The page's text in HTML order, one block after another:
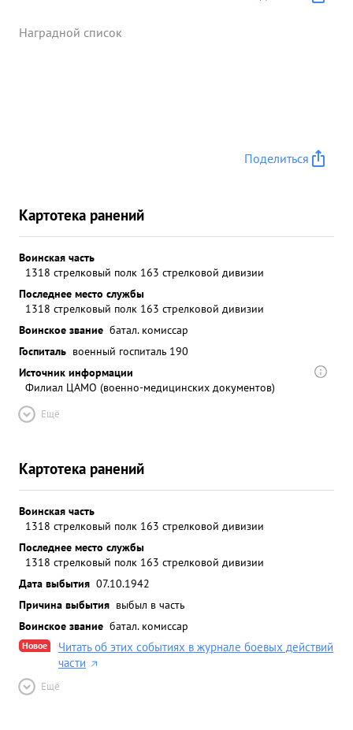
Наградной список
Поделиться
Картотека ранений
Воинская часть
1318 стрелковый полк 163 стрелковой дивизии
Последнее место службы
1318 стрелковый полк 163 стрелковой дивизии
Воинское звание батал. комиссар
Госпиталь военный госпиталь 190
Источник информации
Филиал ЦАМО (военно-медицинских документов)
Ещё
Картотека ранений
Воинская часть
1318 стрелковый полк 163 стрелковой дивизии
Последнее место службы
1318 стрелковый полк 163 стрелковой дивизии
Дата выбытия 07.10.1942
Причина выбытия выбыл в часть
Воинское звание батал. комиссар
Новое
Читать об этих событиях в журнале боевых действий
части
Ещё